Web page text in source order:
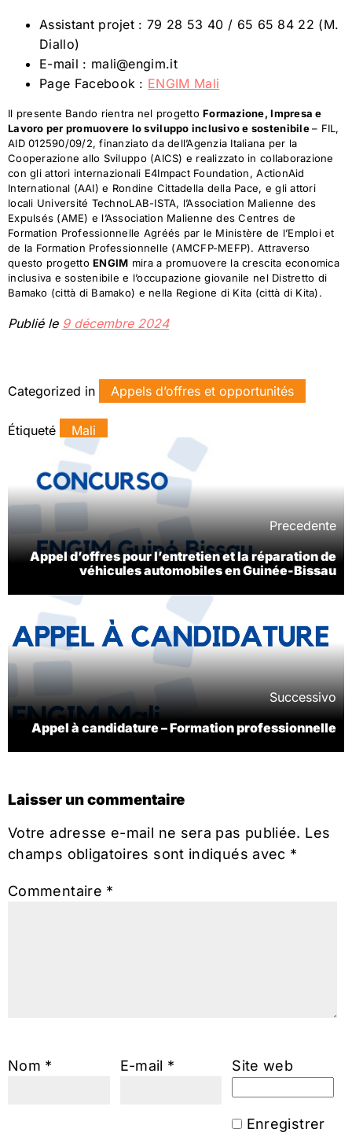
Assistant projet : 79 28 53 40 / 65 65 84 22 (M.
Diallo)
E-mail : mali@engim.it
Page Facebook : ENGIM Mali
Il presente Bando rientra nel progettoFormazione, Impresa e
Lavoro per promuovere lo sviluppo inclusivo e sostenibile– FIL,
AID 012590/09/2, finanziato da dell’Agenzia Italiana per la
Cooperazione allo Sviluppo (AICS) e realizzato in collaborazione
con gli attori internazionali E4Impact Foundation, ActionAid
International (AAI) e Rondine Cittadella della Pace, e gli attori
locali Université TechnoLAB-ISTA, l’Association Malienne des
Expulsés (AME) e l’Association Malienne des Centres de
Formation Professionnelle Agréés par le Ministère de l’Emploi et
de la Formation Professionnelle (AMCFP-MEFP). Attraverso
questo progettoENGIM mira a promuovere la crescita economica
inclusiva e sostenibile e l’occupazione giovanile nel Distretto di
Bamako (città di Bamako) e nella Regione di Kita (città di Kita).
Publié le 9 décembre 2024
Categorized in Appels d’offres et opportunités
Étiqueté Mali
Precedente
Appel d’offres pour l’entretien et la réparation de
véhicules automobiles en Guinée-Bissau
Successivo
Appel à candidature – Formation professionnelle
Laisser un commentaire
Votre adresse e-mail ne sera pas publiée. Les
champs obligatoires sont indiqués avec *
Commentaire *
Nom * E-mail * Site web
Enregistrer